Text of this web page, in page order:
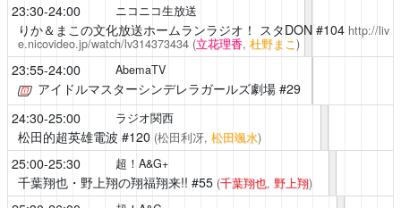
23:30-24:00 ニコニコ生放送
りか＆まこの文化放送ホームランラジオ！ スタDON#104 http://liv
e.nicovideo.jp/watch/lv314373434 (立花理香, 杜野まこ)
23:55-24:00 AbemaTV
アイドルマスターシンデレラガールズ劇場#29
24:30-25:00
ラジオ関西
松田的超英雄電波 #120 (松田利冴, 松田颯水)
25:00-25:30 超！A&G+
千葉翔也・野上翔の翔福翔来!! #55 (千葉翔也, 野上翔)